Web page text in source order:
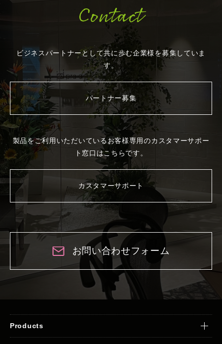
Contact
ビジネスパートナーとして共に歩む企業様を募集していま
す。
パートナー募集
製品をご利用いただいているお客様専用のカスタマーサポー
ト窓口はこちらです。
カスタマーサポート
お問い合わせフォーム
Products